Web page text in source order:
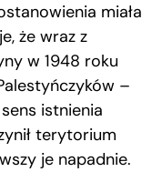
miała
że wraz z
w 1948 roku
–
istnienia
terytorium
je napadnie.